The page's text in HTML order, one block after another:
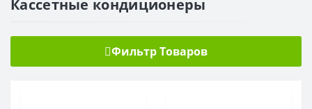
Кассетные кондиционеры
Фильтр Товаров